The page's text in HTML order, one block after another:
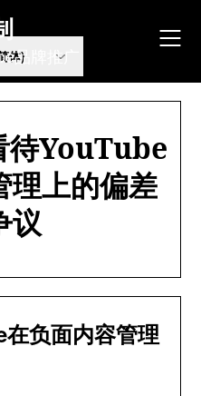
品牌推广
待YouTube
理上的偏差
议
负面内容管理